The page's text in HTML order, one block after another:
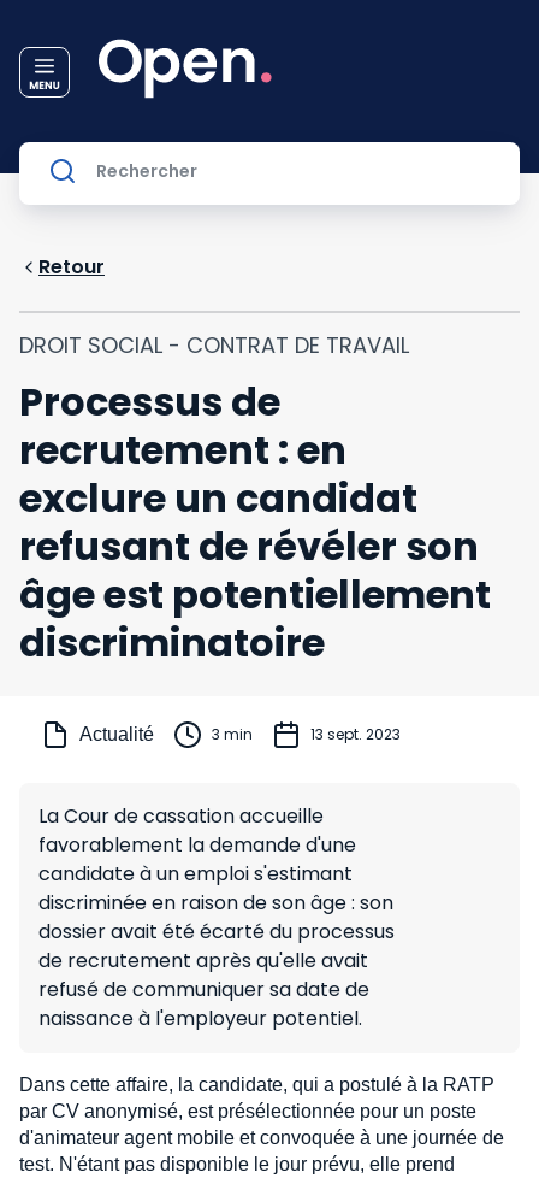
Retour
DROIT SOCIAL - CONTRAT DE TRAVAIL
Processus de
recrutement : en
exclure un candidat
refusant de révéler son
âge est potentiellement
discriminatoire
Actualité 3 min 13 sept. 2023
La Cour de cassation accueille
favorablement la demande d'une
candidate à un emploi s'estimant
discriminée en raison de son âge : son
dossier avait été écarté du processus
de recrutement après qu'elle avait
refusé de communiquer sa date de
naissance à l'employeur potentiel.
Dans cette affaire, la candidate, qui a postulé à la RATP
par CV anonymisé, est présélectionnée pour un poste
d'animateur agent mobile et convoquée à une journée de
test. N'étant pas disponible le jour prévu, elle prend